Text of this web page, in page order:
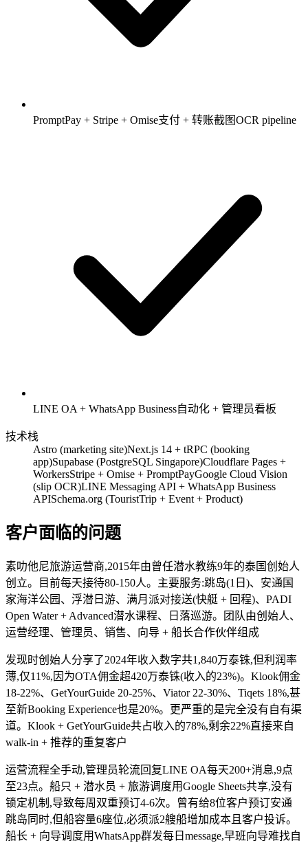
PromptPay + Stripe + Omise支付 + 转账截图OCR pipeline
LINE OA + WhatsApp Business自动化 + 管理员看板
技术栈
Astro (marketing site)Next.js 14 + tRPC (booking
app)Supabase (PostgreSQL Singapore)Cloudflare Pages +
WorkersStripe + Omise + PromptPayGoogle Cloud Vision
(slip OCR)LINE Messaging API + WhatsApp Business
APISchema.org (TouristTrip + Event + Product)
客户面临的问题
素叻他尼旅游运营商,2015年由曾任潜水教练9年的泰国创始人
创立。目前每天接待80-150人。主要服务:跳岛(1日)、安通国
家海洋公园、浮潜日游、满月派对接送(快艇 + 回程)、PADI
Open Water + Advanced潜水课程、日落巡游。团队由创始人、
运营经理、管理员、销售、向导 + 船长合作伙伴组成
发现时创始人分享了2024年收入数字共1,840万泰铢,但利润率
薄,仅11%,因为OTA佣金超420万泰铢(收入的23%)。Klook佣金
18-22%、GetYourGuide 20-25%、Viator 22-30%、Tiqets 18%,甚
至新Booking Experience也是20%。更严重的是完全没有自有渠
道。Klook + GetYourGuide共占收入的78%,剩余22%直接来自
walk-in + 推荐的重复客户
运营流程全手动,管理员轮流回复LINE OA每天200+消息,9点
至23点。船只 + 潜水员 + 旅游调度用Google Sheets共享,没有
锁定机制,导致每周双重预订4-6次。曾有给8位客户预订安通
跳岛同时,但船容量6座位,必须派2艘船增加成本且客户投诉。
船长 + 向导调度用WhatsApp群发每日message,早班向导难找自